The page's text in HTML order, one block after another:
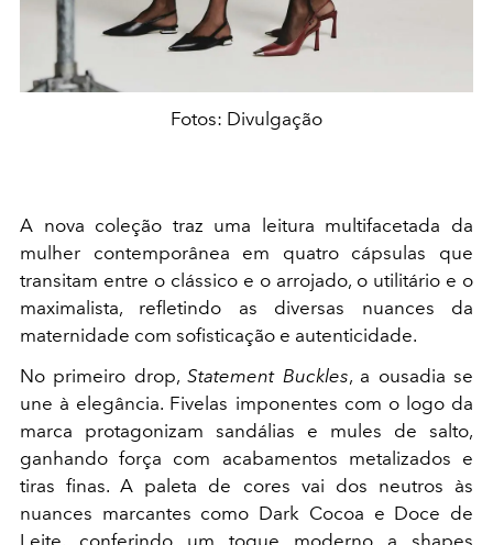
Fotos: Divulgação
A nova coleção traz uma leitura multifacetada da
mulher contemporânea em quatro cápsulas que
transitam entre o clássico e o arrojado, o utilitário e o
maximalista, refletindo as diversas nuances da
maternidade com sofisticação e autenticidade.
No primeiro drop,Statement Buckles, a ousadia se
une à elegância. Fivelas imponentes com o logo da
marca protagonizam sandálias e mules de salto,
ganhando força com acabamentos metalizados e
tiras finas. A paleta de cores vai dos neutros às
nuances marcantes como Dark Cocoa e Doce de
Leite, conferindo um toque moderno a shapes